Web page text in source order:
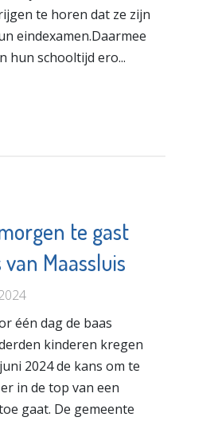
te horen dat ze zijn
eindexamen.Daarmee
hun schooltijd ero...
te gast
Maassluis
één dag de baas
kinderen kregen
2024 de kans om te
in de top van een
gaat. De gemeente